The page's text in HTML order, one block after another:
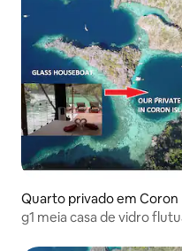
Quarto privado em Coron
g1 meia casa de vidro